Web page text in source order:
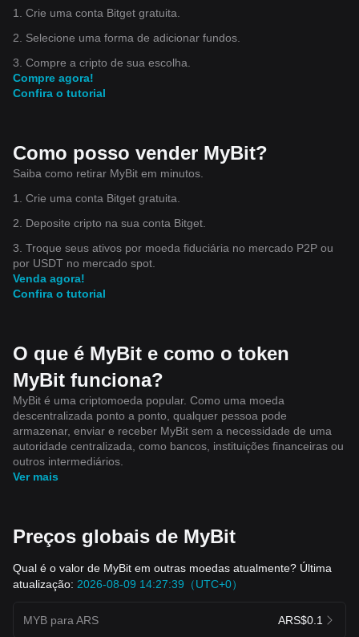
1. Crie uma conta Bitget gratuita.
2. Selecione uma forma de adicionar fundos.
3. Compre a cripto de sua escolha.
Compre agora!
Confira o tutorial
Como posso vender MyBit?
Saiba como retirar MyBit em minutos.
1. Crie uma conta Bitget gratuita.
2. Deposite cripto na sua conta Bitget.
3. Troque seus ativos por moeda fiduciária no mercado P2P ou
por USDT no mercado spot.
Venda agora!
Confira o tutorial
O que é MyBit e como o token
MyBit funciona?
MyBit é uma criptomoeda popular. Como uma moeda
descentralizada ponto a ponto, qualquer pessoa pode
armazenar, enviar e receber MyBit sem a necessidade de uma
autoridade centralizada, como bancos, instituições financeiras ou
outros intermediários.
Ver mais
Preços globais de MyBit
Qual é o valor de MyBit em outras moedas atualmente? Última
atualização: 2026-08-09 14:27:39（UTC+0）
MYB para ARS ARS$0.1